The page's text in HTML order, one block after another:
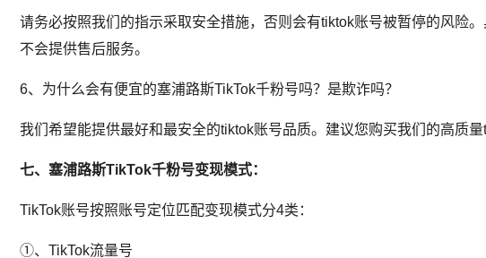
请务必按照我们的指示采取安全措施，否则会有tiktok账号被暂停的风险
不会提供售后服务。
6、为什么会有便宜的塞浦路斯TikTok千粉号吗？是欺诈吗？
我们希望能提供最好和最安全的tiktok账号品质。建议您购买我们的高质
七、塞浦路斯TikTok千粉号变现模式：
TikTok账号按照账号定位匹配变现模式分4类：
①、TikTok流量号